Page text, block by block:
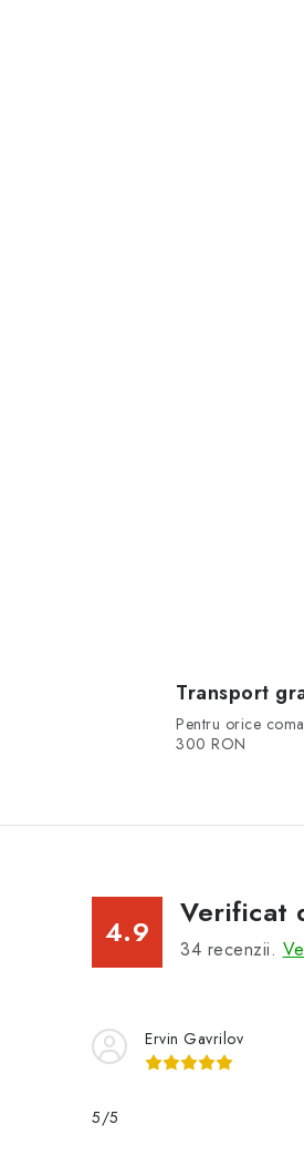
Transport
Pentru orice
300 RON
4.9
Verificat
34 recenzii.
Ervin Gavrilov
5/5